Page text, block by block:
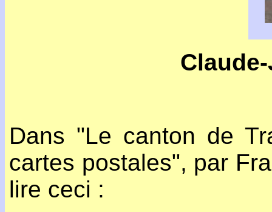
Dans "Le canton de
cartes postales", par
lire ceci :